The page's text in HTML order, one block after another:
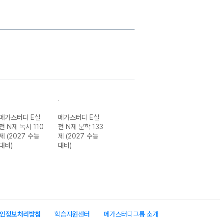
메가스터디 E실
N제 독서 110
(2027 수능
대비)
메가스터디 E실
전 N제 문학 133
제 (2027 수능
대비)
정보처리방침 학습지원센터 메가스터디그룹 소개